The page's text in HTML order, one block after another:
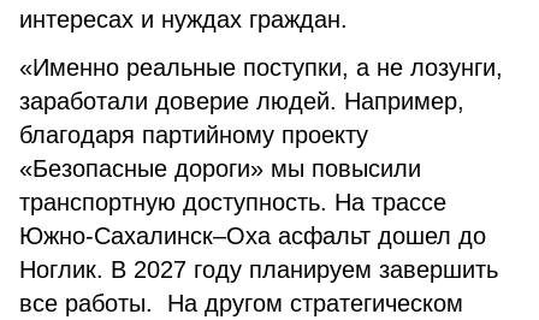
интересах и нуждах граждан.
«Именно реальные поступки, а не лозунги,
заработали доверие людей. Например,
благодаря партийному проекту
«Безопасные дороги» мы повысили
транспортную доступность. На трассе
Южно-Сахалинск–Оха асфальт дошел до
Ноглик. В 2027 году планируем завершить
все работы. На другом стратегическом